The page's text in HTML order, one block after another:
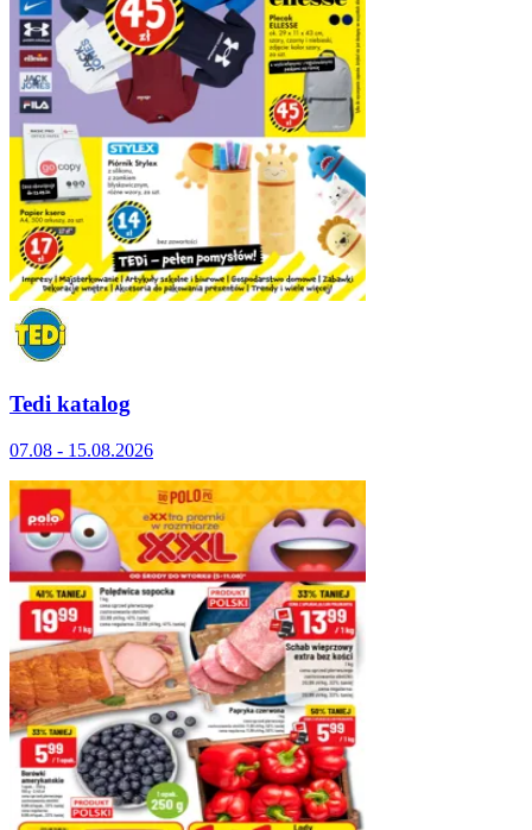
Tedi katalog
07.08 - 15.08.2026